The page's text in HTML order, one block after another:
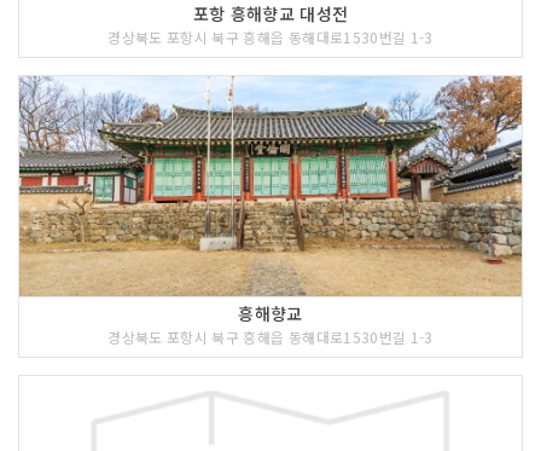
포항 흥해향교 대성전
경상북도 포항시 북구 흥해읍 동해대로1530번길 1-3
흥해향교
경상북도 포항시 북구 흥해읍 동해대로1530번길 1-3